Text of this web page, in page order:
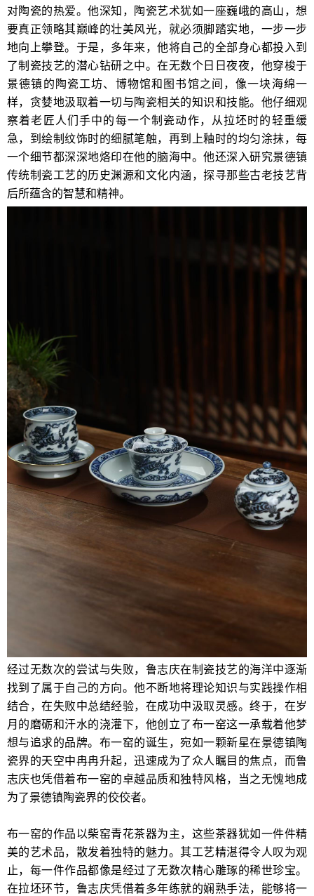
对陶瓷的热爱。他深知，陶瓷艺术犹如一座巍峨的高山，想
要真正领略其巅峰的壮美风光，就必须脚踏实地，一步一步
地向上攀登。于是，多年来，他将自己的全部身心都投入到
了制瓷技艺的潜心钻研之中。在无数个日日夜夜，他穿梭于
景德镇的陶瓷工坊、博物馆和图书馆之间，像一块海绵一
样，贪婪地汲取着一切与陶瓷相关的知识和技能。他仔细观
察着老匠人们手中的每一个制瓷动作，从拉坯时的轻重缓
急，到绘制纹饰时的细腻笔触，再到上釉时的均匀涂抹，每
一个细节都深深地烙印在他的脑海中。他还深入研究景德镇
传统制瓷工艺的历史渊源和文化内涵，探寻那些古老技艺背
后所蕴含的智慧和精神。
经过无数次的尝试与失败，鲁志庆在制瓷技艺的海洋中逐渐
找到了属于自己的方向。他不断地将理论知识与实践操作相
结合，在失败中总结经验，在成功中汲取灵感。终于，在岁
月的磨砺和汗水的浇灌下，他创立了布一窑这一承载着他梦
想与追求的品牌。布一窑的诞生，宛如一颗新星在景德镇陶
瓷界的天空中冉冉升起，迅速成为了众人瞩目的焦点，而鲁
志庆也凭借着布一窑的卓越品质和独特风格，当之无愧地成
为了景德镇陶瓷界的佼佼者。
布一窑的作品以柴窑青花茶器为主，这些茶器犹如一件件精
美的艺术品，散发着独特的魅力。其工艺精湛得令人叹为观
止，每一件作品都像是经过了无数次精心雕琢的稀世珍宝。
在拉坯环节，鲁志庆凭借着多年练就的娴熟手法，能够将一